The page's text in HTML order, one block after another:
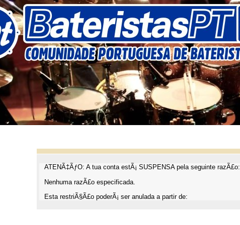
ATENÃ‡ÃƒO: A tua conta estÃ¡ SUSPENSA pela seguinte razÃ£o:
Nenhuma razÃ£o especificada.
Esta restriÃ§Ã£o poderÃ¡ ser anulada a partir de: